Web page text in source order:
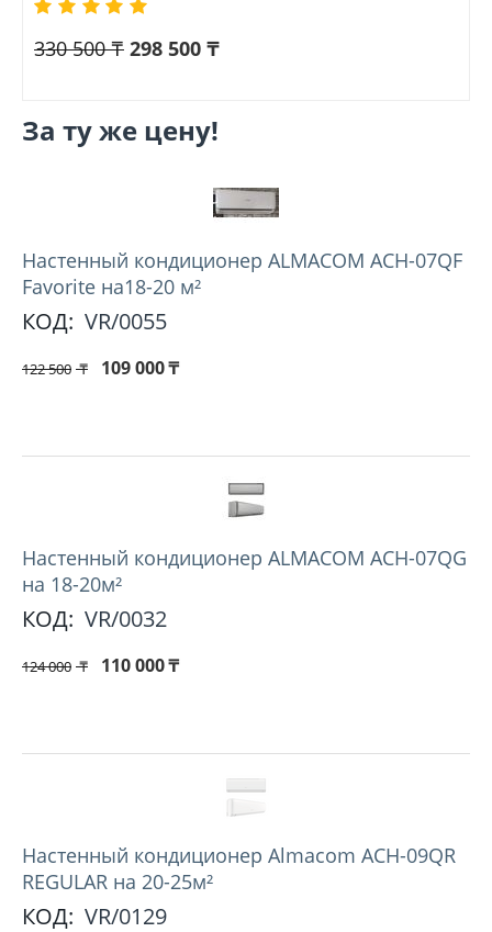
330 500 ₸ 298 500 ₸
За ту же цену!
Hастенный кондиционер ALMACOM ACH-07QF
Favorite на18-20 м²
КОД: VR/0055
122 500 ₸ 109 000₸
Hастенный кондиционер ALMACOM ACH-07QG
на 18-20м²
КОД: VR/0032
124 000 ₸ 110 000₸
Настенный кондиционер Almacom ACH-09QR
REGULAR на 20-25м²
КОД: VR/0129